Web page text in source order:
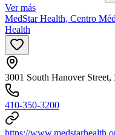
Ver más
MedStar Health, Centro
Health
3001 South Hanover
410-350-3200
https://